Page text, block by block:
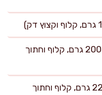
גזר – 2 יחידות בינוניות (כ-200 גרם, קלוף וחתוך
תפוח אדמה – 1 גדול (כ-220 גרם, קלוף וחתוך